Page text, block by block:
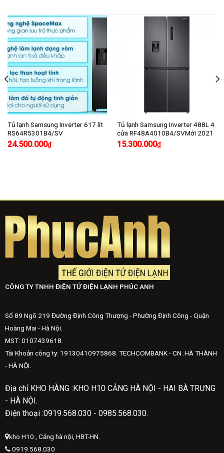
Tủ lạnh Samsung Inverter 617 lít
RS64R5301B4/SV
24.500.000₫
Tủ lạnh Samsung Inverter 488L 4
cửa RF48A4010B4/SVMới 2021
15.300.000₫
CÔNG TY TNHH ĐIỆN TỬ ĐIỆN LẠNH PHÚC ANH
Số 89 Ngõ 219 Đường Định Công Thượng - Phường Định Công - Quận
Hoàng Mai - Hà Nội.
MST: 0107439618.
Tài Khoản công ty: 19130410975868. TECHCOMBANK - CN .HÀ THÀNH
- HÀ NỘI.
Địa chỉ KHO HÀNG :KHO H10 CẢNG HÀ NỘI - HAI BÀ TRƯNG
- HÀ NỘI.
Điện thoại :0919.568.030 - 0985.568.030.
kho H10 , Cảng hà nội, HBT-HN.
0919.568.030